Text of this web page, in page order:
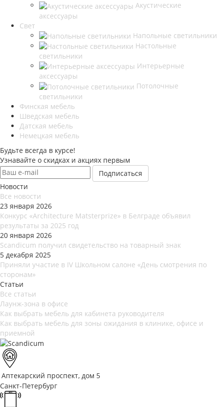
Акустические
аксессуары
Свет
Напольные светильники
Настольные
светильники
Интерьерные
аксессуары
Потолочные
светильники
Финская мебель
Шведская мебель
Датская мебель
Немецкая мебель
Будьте всегда в курсе!
Узнавайте о скидках и акциях первым
Новости
Все новости
23 января 2026
Конкурс «Architecture Matsterprize» в Белграде объявил
результаты за 2025 год
20 января 2026
Scandicum получил свидетельство на товарный знак
5 декабря 2025
Приняли участие в IV Школьном салоне «День смотрения по
сторонам»
Статьи
Все статьи
Лаунж-зона в офисе
Как выбрать мебель для кабинета руководителя
Как выбрать мебель для зоны ожидания в клинике, офисе и
приемной
Аптекарский проспект, дом 5
Санкт-Петербург